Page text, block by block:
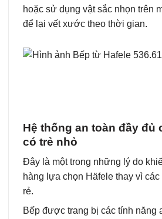
hoặc sử dụng vật sắc nhọn trên
để lại vết xước theo thời gian.
Hệ thống an toàn đầy đủ
có trẻ nhỏ
Đây là một trong những lý do
hàng lựa chọn Häfele thay vì
rẻ.
Bếp được trang bị các tính năng